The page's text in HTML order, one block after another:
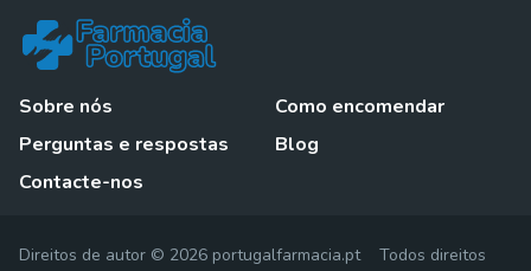
Sobre nós
Perguntas e respostas
Contacte-nos
Como encomendar
Blog
Direitos de autor © 2026 portugalfarmacia.pt Todos direitos